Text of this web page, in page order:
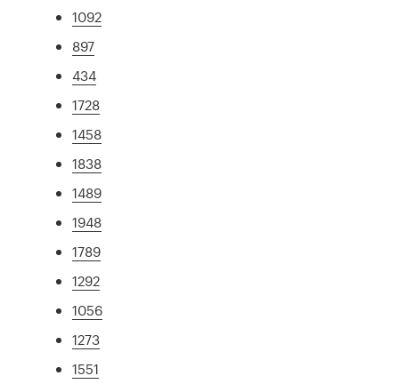
1092
897
434
1728
1458
1838
1489
1948
1789
1292
1056
1273
1551